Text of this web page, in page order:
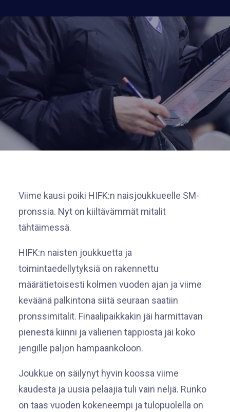
Viime kausi poiki HIFK:n naisjoukkueelle SM-
pronssia. Nyt on kiiltävämmät mitalit
tähtäimessä.
HIFK:n naisten joukkuetta ja
toimintaedellytyksiä on rakennettu
määrätietoisesti kolmen vuoden ajan ja viime
keväänä palkintona siitä seuraan saatiin
pronssimitalit. Finaalipaikkakin jäi harmittavan
pienestä kiinni ja välierien tappiosta jäi koko
jengille paljon hampaankoloon.
Joukkue on säilynyt hyvin koossa viime
kaudesta ja uusia pelaajia tuli vain neljä. Runko
on taas vuoden kokeneempi ja tulopuolella on